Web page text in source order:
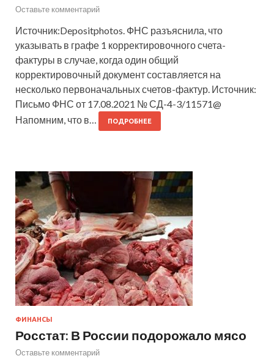
Оставьте комментарий
Источник:Depositphotos. ФНС разъяснила, что
указывать в графе 1 корректировочного счета-
фактуры в случае, когда один общий
корректировочный документ составляется на
несколько первоначальных счетов-фактур. Источник:
Письмо ФНС от 17.08.2021 № СД-4-3/11571@
Напомним, что в…
ПОДРОБНЕЕ
ФИНАНСЫ
Росстат: В России подорожало мясо
Оставьте комментарий